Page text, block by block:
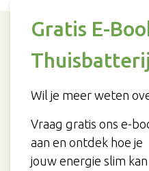
Gratis E-
Thuisbatterij
Wil je meer weten
Vraag gratis ons e-
aan en ontdek hoe je
jouw energie slim kan